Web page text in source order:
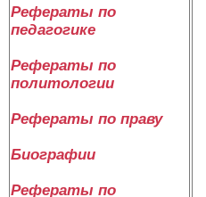
Рефераты по
педагогике
Рефераты по
политологии
Рефераты по праву
Биографии
Рефераты по